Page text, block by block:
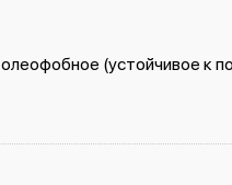
олеофобное (устойчивое к